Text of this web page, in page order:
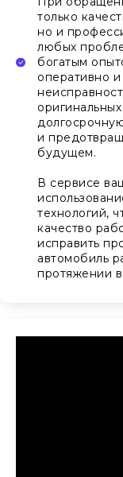
только
но и
любых
богатым
оперативно
и
будущем.
В сервисе
технологий,
качество
исправить
автомобиль
протяжении